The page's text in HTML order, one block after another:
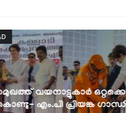
WAYANAD
കനിപ്പന്തൽ പദ്ധതിക്ക്
സംസ്ഥാനതലത്തിൽ